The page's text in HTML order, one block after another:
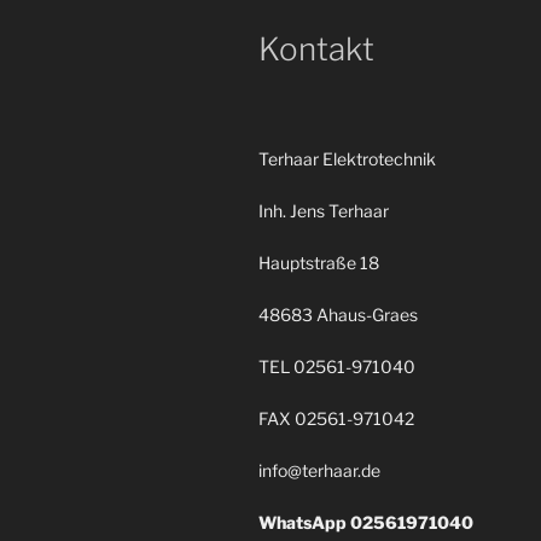
Kontakt
Terhaar Elektrotechnik
Inh. Jens Terhaar
Hauptstraße 18
48683 Ahaus-Graes
TEL 02561-971040
FAX 02561-971042
info@terhaar.de
WhatsApp 02561971040